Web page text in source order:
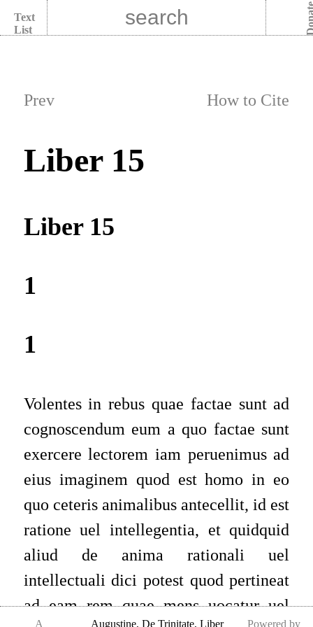
Text
List
Prev How to Cite
Liber 15
Liber 15
1
1
Volentes in rebus quae factae sunt ad
cognoscendum eum a quo factae sunt
exercere lectorem iam peruenimus ad
eius imaginem quod est homo in eo
quo ceteris animalibus antecellit, id est
ratione uel intellegentia, et quidquid
aliud de anima rationali uel
intellectuali dici potest quod pertineat
ad eam rem quae mens uocatur uel
A Augustine, De Trinitate, Liber Powered by